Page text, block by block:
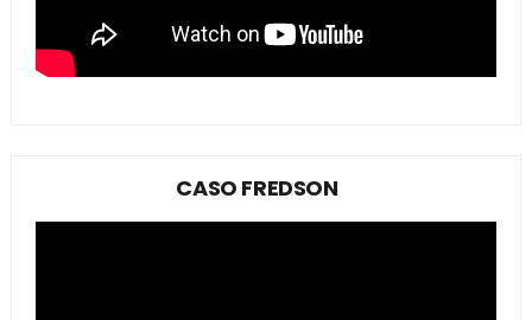
CASO FREDSON